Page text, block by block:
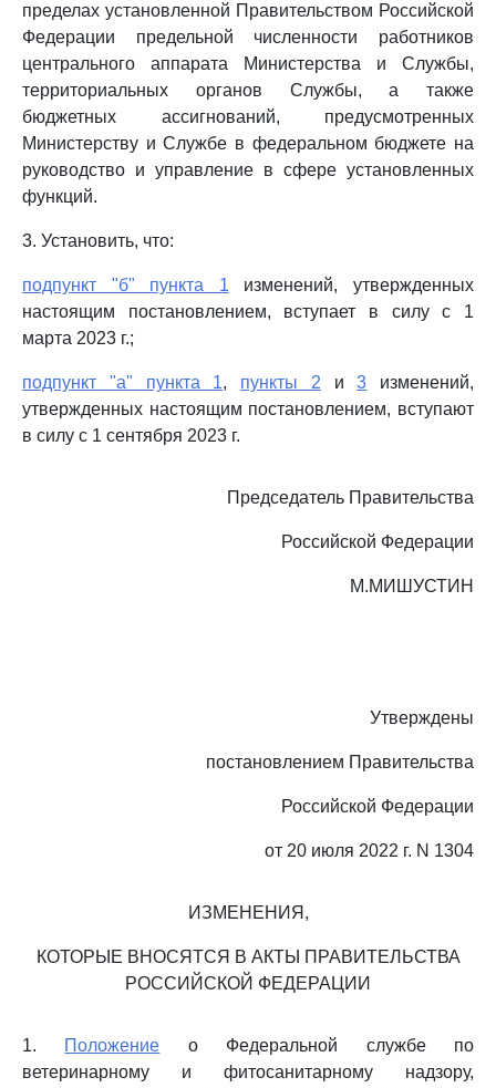
пределах установленной Правительством Российской
Федерации предельной численности работников
центрального аппарата Министерства и Службы,
территориальных органов Службы, а также
бюджетных ассигнований, предусмотренных
Министерству и Службе в федеральном бюджете на
руководство и управление в сфере установленных
функций.
3. Установить, что:
подпункт "б" пункта 1 изменений, утвержденных
настоящим постановлением, вступает в силу с 1
марта 2023 г.;
подпункт "а" пункта 1, пункты 2 и3 изменений,
утвержденных настоящим постановлением, вступают
в силу с 1 сентября 2023 г.
Председатель Правительства
Российской Федерации
М.МИШУСТИН
Утверждены
постановлением Правительства
Российской Федерации
от 20 июля 2022 г. N 1304
ИЗМЕНЕНИЯ,
КОТОРЫЕ ВНОСЯТСЯ В АКТЫ ПРАВИТЕЛЬСТВА
РОССИЙСКОЙ ФЕДЕРАЦИИ
1. Положение о Федеральной службе по
ветеринарному и фитосанитарному надзору,